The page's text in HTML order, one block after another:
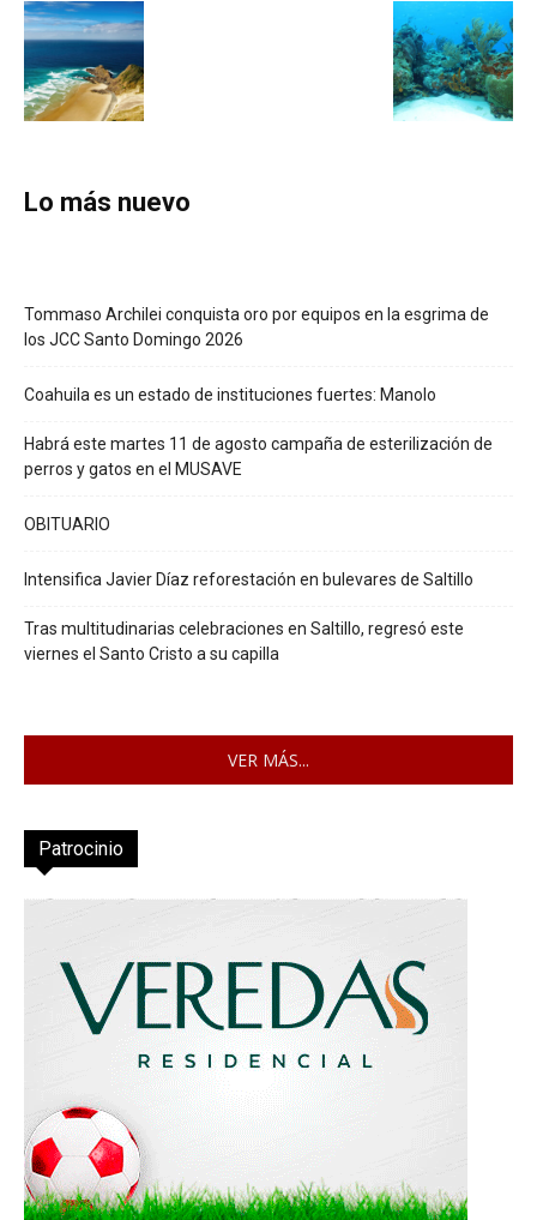
Lo más nuevo
Tommaso Archilei conquista oro por equipos en la esgrima de
los JCC Santo Domingo 2026
Coahuila es un estado de instituciones fuertes: Manolo
Habrá este martes 11 de agosto campaña de esterilización de
perros y gatos en el MUSAVE
OBITUARIO
Intensifica Javier Díaz reforestación en bulevares de Saltillo
Tras multitudinarias celebraciones en Saltillo, regresó este
viernes el Santo Cristo a su capilla
VER MÁS...
Patrocinio